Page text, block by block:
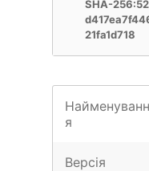
SHA-
21fa1d718
Найменуванн
я
Версія